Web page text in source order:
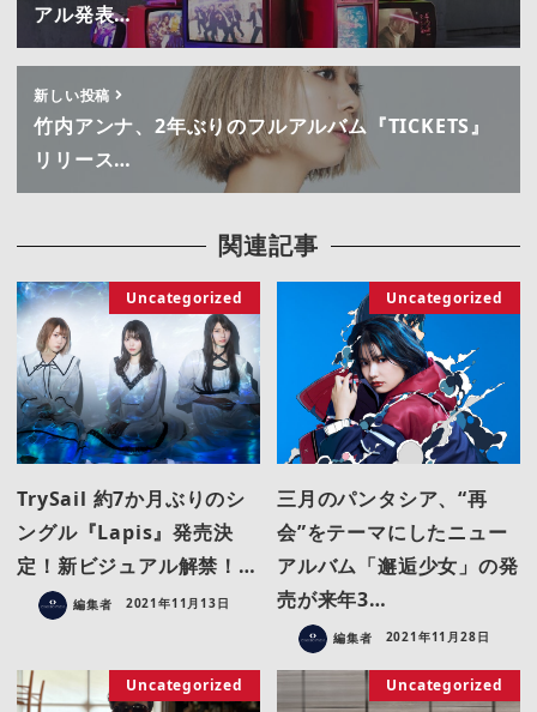
アル発表…
新しい投稿
竹内アンナ、2年ぶりのフルアルバム『TICKETS』
リリース…
関連記事
Uncategorized
TrySail 約7か月ぶりのシ
ングル『Lapis』発売決
定！新ビジュアル解禁！…
編集者 2021年11月13日
Uncategorized
三月のパンタシア、“再
会”をテーマにしたニュー
アルバム「邂逅少女」の発
売が来年3…
編集者 2021年11月28日
Uncategorized Uncategorized